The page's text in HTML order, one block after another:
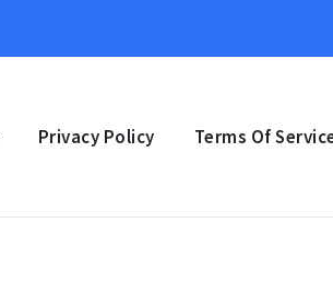
Privacy Policy Terms Of